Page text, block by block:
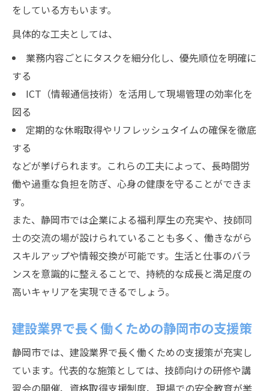
をしている方もいます。
具体的な工夫としては、
業務内容ごとにタスクを細分化し、優先順位を明確に
する
ICT（情報通信技術）を活用して現場管理の効率化を
図る
定期的な休暇取得やリフレッシュタイムの確保を徹底
する
などが挙げられます。これらの工夫によって、長時間労
働や過重な負担を防ぎ、心身の健康を守ることができま
す。
また、静岡市では企業による福利厚生の充実や、技師同
士の交流の場が設けられていることも多く、働きながら
スキルアップや情報交換が可能です。生活と仕事のバラ
ンスを意識的に整えることで、持続的な成長と満足度の
高いキャリアを実現できるでしょう。
建設業界で長く働くための静岡市の支援策
静岡市では、建設業界で長く働くための支援策が充実し
ています。代表的な施策としては、技師向けの研修や講
習会の開催、資格取得支援制度、現場での安全教育が挙